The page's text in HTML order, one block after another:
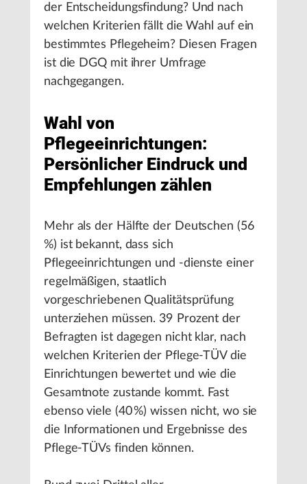
der Entscheidungsfindung? Und nach
welchen Kriterien fällt die Wahl auf ein
bestimmtes Pflegeheim? Diesen Fragen
ist die DGQ mit ihrer Umfrage
nachgegangen.
Wahl von
Pflegeeinrichtungen:
Persönlicher Eindruck und
Empfehlungen zählen
Mehr als der Hälfte der Deutschen (56
%) ist bekannt, dass sich
Pflegeeinrichtungen und -dienste einer
regelmäßigen, staatlich
vorgeschriebenen Qualitätsprüfung
unterziehen müssen. 39 Prozent der
Befragten ist dagegen nicht klar, nach
welchen Kriterien der Pflege-TÜV die
Einrichtungen bewertet und wie die
Gesamtnote zustande kommt. Fast
ebenso viele (40 %) wissen nicht, wo sie
die Informationen und Ergebnisse des
Pflege-TÜVs finden können.